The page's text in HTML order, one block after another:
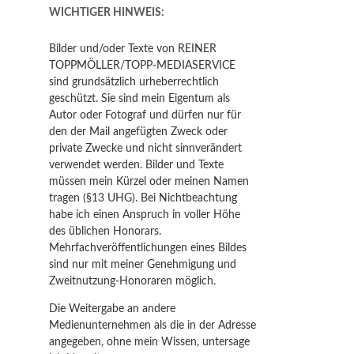
WICHTIGER HINWEIS:
Bilder und/oder Texte von REINER
TOPPMÖLLER/TOPP-MEDIASERVICE
sind grundsätzlich urheberrechtlich
geschützt. Sie sind mein Eigentum als
Autor oder Fotograf und dürfen nur für
den der Mail angefügten Zweck oder
private Zwecke und nicht sinnverändert
verwendet werden. Bilder und Texte
müssen mein Kürzel oder meinen Namen
tragen (§13 UHG). Bei Nichtbeachtung
habe ich einen Anspruch in voller Höhe
des üblichen Honorars.
Mehrfachveröffentlichungen eines Bildes
sind nur mit meiner Genehmigung und
Zweitnutzung-Honoraren möglich.
Die Weitergabe an andere
Medienunternehmen als die in der Adresse
angegeben, ohne mein Wissen, untersage